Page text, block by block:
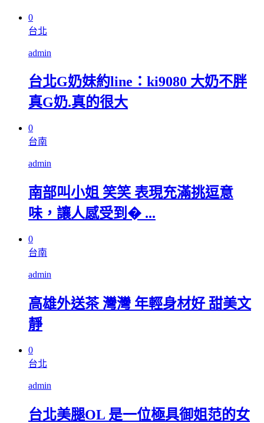
0
台北
admin
台北G奶妹約line：ki9080 大奶不胖
真G奶.真的很大
0
台南
admin
南部叫小姐 笑笑 表現充滿挑逗意
味，讓人感受到� ...
0
台南
admin
高雄外送茶 灣灣 年輕身材好 甜美文
靜
0
台北
admin
台北美腿OL 是一位極具御姐范的女